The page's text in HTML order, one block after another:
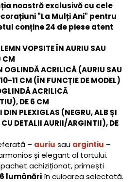
noastră exclusivă cu cele
"La Mulți Ani" pentru
conține 24 de piese atent
VOPSITE ÎN AURIU SAU
CM
OGLINDĂ ACRILICĂ(AURIU SAU
11 CM (ÎN FUNCȚIE DE MODEL)
ACRILICĂ
DE 6 CM
DIN PLEXIGLAS (NEGRU, ALB ȘI
CU DETALII AURII/ARGINTII), DE
– auriu sau argintiu –
și elegant al tortului.
achiziționat, primești
lumânăriîn culoarea selectată.